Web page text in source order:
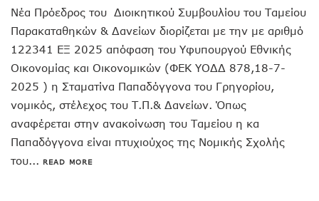
Νέα Πρόεδρος του Διοικητικού Συμβουλίου του Ταμείου
Παρακαταθηκών & Δανείων διορίζεται με την με αριθμό
122341 ΕΞ 2025 απόφαση του Υφυπουργού Εθνικής
Οικονομίας και Οικονομικών (ΦΕΚ ΥΟΔΔ 878,18-7-
2025 ) η Σταματίνα Παπαδόγγονα του Γρηγορίου,
νομικός, στέλεχος του Τ.Π.& Δανείων. Όπως
αναφέρεται στην ανακοίνωση του Ταμείου η κα
Παπαδόγγονα είναι πτυχιούχος της Νομικής Σχολής
του... READ MORE